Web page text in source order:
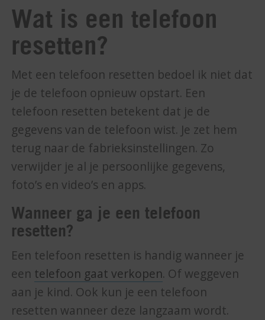
Wat is een telefoon
resetten?
Met een telefoon resetten bedoel ik niet dat
je de telefoon opnieuw opstart. Een
telefoon resetten betekent dat je de
gegevens van de telefoon wist. Je zet hem
terug naar de fabrieksinstellingen. Zo
verwijder je al je persoonlijke gegevens,
foto’s en video’s en apps.
Wanneer ga je een telefoon
resetten?
Een telefoon resetten is handig wanneer je
een telefoon gaat verkopen. Of weggeven
aan je kind. Ook kun je een telefoon
resetten wanneer deze langzaam wordt.